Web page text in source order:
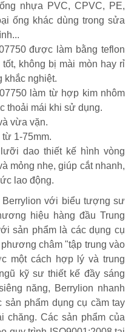
nhựa PVC, CPVC, PE,
ống khác dùng trong sửa
được làm bằng teflon
không bị mài mòn hay rỉ
khắc nghiệt.
làm từ hợp kim nhôm
thoải mái khi sử dụng.
vừa vặn.
1-75mm.
dao thiết kế hình vòng
mỏng nhẹ, giúp cắt nhanh,
lao động.
Berrylion với biểu tượng sư
hiệu hàng đầu Trung
sản phẩm là các dụng cụ
châm "tập trung vào
một cách hợp lý và trung
kỹ sư thiết kế đầy sáng
năng, Berrylion nhanh
phẩm dụng cụ cầm tay
chăng. Các sản phẩm của